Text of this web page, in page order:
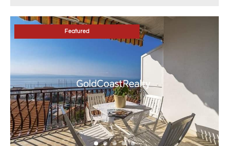
Featured